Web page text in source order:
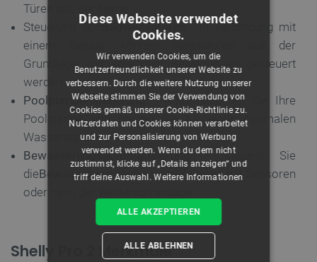
Türen aus der Ferne
Steuerung vonBadventilatoren- in Verbindung mit
einem Sensor können Ventilatoren auf der
Grundlage von erkannten Bewegungen gesteuert
werden
Poolpumpensteuerung - Automatisieren Sie Ihre
Poolpumpe und sorgen Sie für einen optimalen
Wasserstand
Bewässerungsautomatisierung- steuern Sie
dieBewässerungnach einem Zeitplan, mit Sensoren
oder nach der Wettervorhersage
Shelly Pro 2 Merkmale
Diese Webseite verwendet
Cookies.
Wir verwenden Cookies, um die
Benutzerfreundlichkeit unserer Website zu
verbessern. Durch die weitere Nutzung unserer
Webseite stimmen Sie der Verwendung von
Cookies gemäß unserer Cookie-Richtlinie zu.
Nutzerdaten und Cookies können verarbeitet
und zur Personalisierung von Werbung
verwendet werden. Wenn du dem nicht
zustimmst, klicke auf „Details anzeigen“ und
triff deine Auswahl.Weitere Informationen
ALLE AKZEPTIEREN
ALLE ABLEHNEN